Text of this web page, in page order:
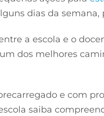
dias da semana,
a escola e o
dos melhores
e com
saiba